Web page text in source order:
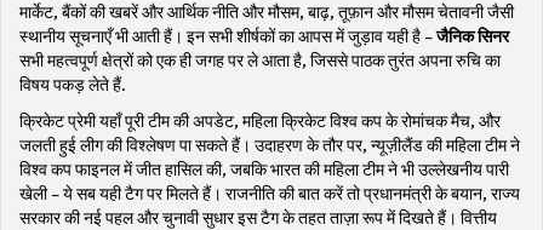
मार्केट, बैंकों की खबरें और आर्थिक नीतिऔरमौसम, बाढ़, तूफ़ान और मौसम चेतावनी जैसी
स्थानीय सूचनाएँभी आती हैं। इन सभी शीर्षकों का आपस में जुड़ाव यही है –जैनिक सिनर
सभी महत्वपूर्ण क्षेत्रों को एक ही जगह पर ले आता है, जिससे पाठक तुरंत अपना रुचि का
विषय पकड़ लेते हैं.
क्रिकेट प्रेमी यहाँ पूरी टीम की अपडेट, महिला क्रिकेट विश्व कप के रोमांचक मैच, और
जलती हुई लीग की विश्लेषण पा सकते हैं। उदाहरण के तौर पर, न्यूज़ीलैंड की महिला टीम ने
विश्व कप फाइनल में जीत हासिल की, जबकि भारत की महिला टीम ने भी उल्लेखनीय पारी
खेली – ये सब यही टैग पर मिलते हैं। राजनीति की बात करें तो प्रधानमंत्री के बयान, राज्य
सरकार की नई पहल और चुनावी सुधार इस टैग के तहत ताज़ा रूप में दिखते हैं। वित्तीय